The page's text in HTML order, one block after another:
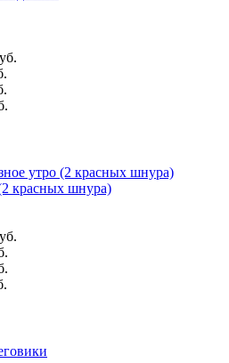
красных шнура)